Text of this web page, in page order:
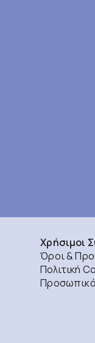
Χρήσιμοι
Όροι &
Πολιτική